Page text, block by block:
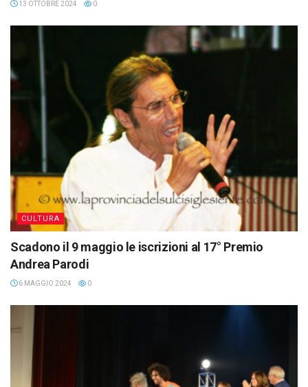
13 OTTOBRE 2024 0
CULTURA
Scadono il 9 maggio le iscrizioni al 17° Premio
Andrea Parodi
6 MAGGIO 2024 0